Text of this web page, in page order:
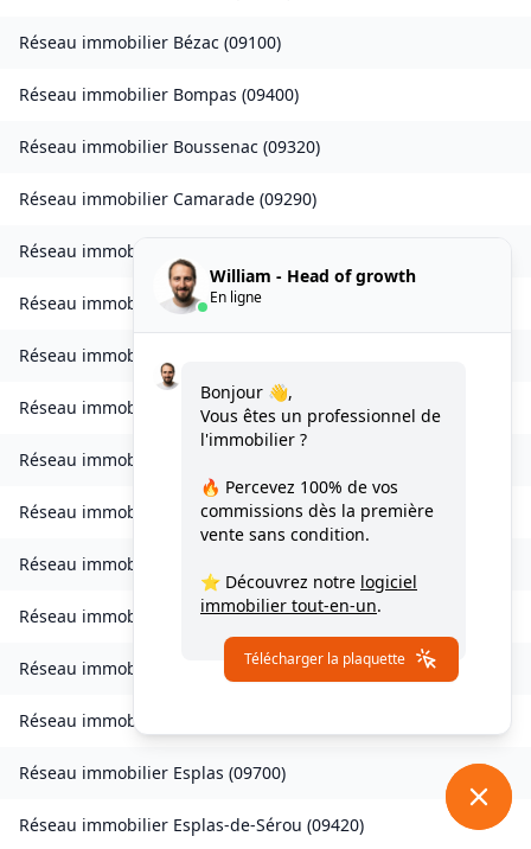
Réseau immobilier Bézac (09100)
Réseau immobilier Bompas (09400)
Réseau immobilier Boussenac (09320)
Réseau immobilier Camarade (09290)
Réseau immobilier
Réseau immobilierLe Carlaret(
Réseau immobilier
Réseau immobilier Caychax (09250)
Réseau immobilier
Réseau immobilier Celles(09000)
Réseau immobilier
Réseau immobilier Clermont(09420)
Réseau immobilier Coussa 09120)
Réseau immobilier
Réseau immobilier Esplas (09700)
Réseau immobilier Esplas-de-Sérou (09420)
William - Head of growth
En ligne
Bonjour 👋,
Vous êtes un professionnel de
l'immobilier ?
🔥 Percevez 100% de vos
commissions dès la première
vente sans condition.
⭐ Découvrez notre logiciel
immobilier tout-en-un.
Télécharger la plaquette